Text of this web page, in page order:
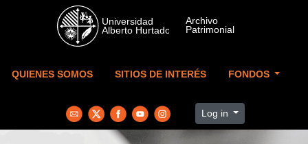
Skip to main content
QUIENES SOMOS SITIOS DE INTERÉS FONDOS
Log in